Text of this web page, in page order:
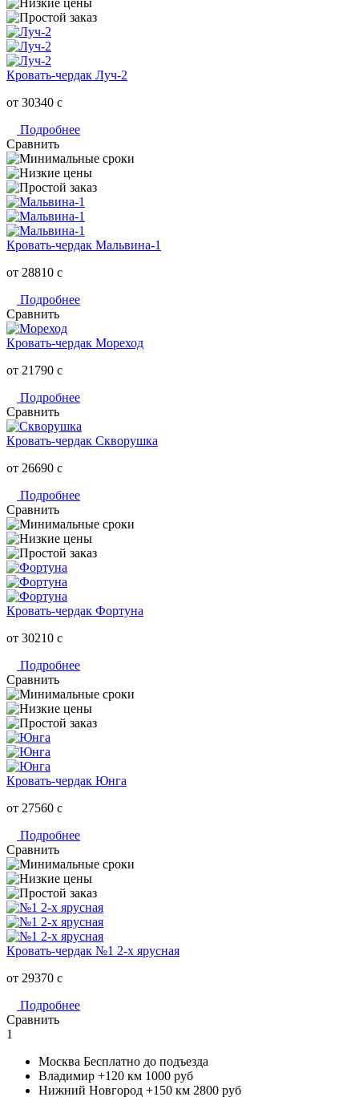
Кровать-чердак Луч-2
от 30340 c
Подробнее
Сравнить
Кровать-чердак Мальвина-1
от 28810 c
Подробнее
Сравнить
Кровать-чердак Мореход
от 21790 c
Подробнее
Сравнить
Кровать-чердак Скворушка
от 26690 c
Подробнее
Сравнить
Кровать-чердак Фортуна
от 30210 c
Подробнее
Сравнить
Кровать-чердак Юнга
от 27560 c
Подробнее
Сравнить
Кровать-чердак №1 2-х ярусная
от 29370 c
Подробнее
Сравнить
1
Москва Бесплатно до подъезда
Владимир +120 км 1000 руб
Нижний Новгород +150 км 2800 руб